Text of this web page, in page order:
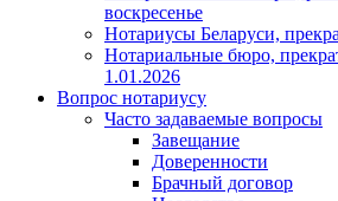
воскресенье
Нотариусы Беларуси,
Нотариальные бюро,
1.01.2026
Вопрос нотариусу
Часто задаваемые вопросы
Завещание
Доверенности
Брачный договор